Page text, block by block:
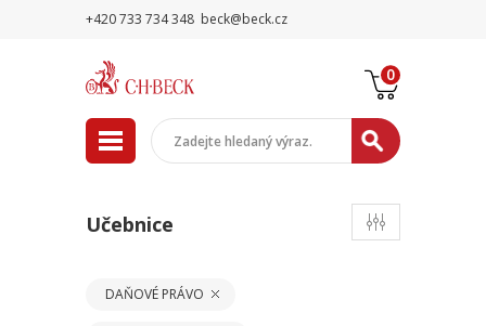
+420 733 734 348 beck@beck.cz
0
Učebnice
DAŇOVÉ PRÁVO